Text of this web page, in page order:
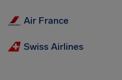
Air France
Swiss Airlines